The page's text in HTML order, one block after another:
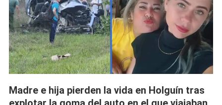
Madre e hija pierden la vida en Holguín tras